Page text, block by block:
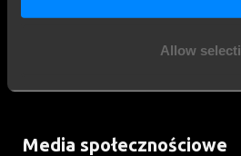
Allow
Media społecznościowe